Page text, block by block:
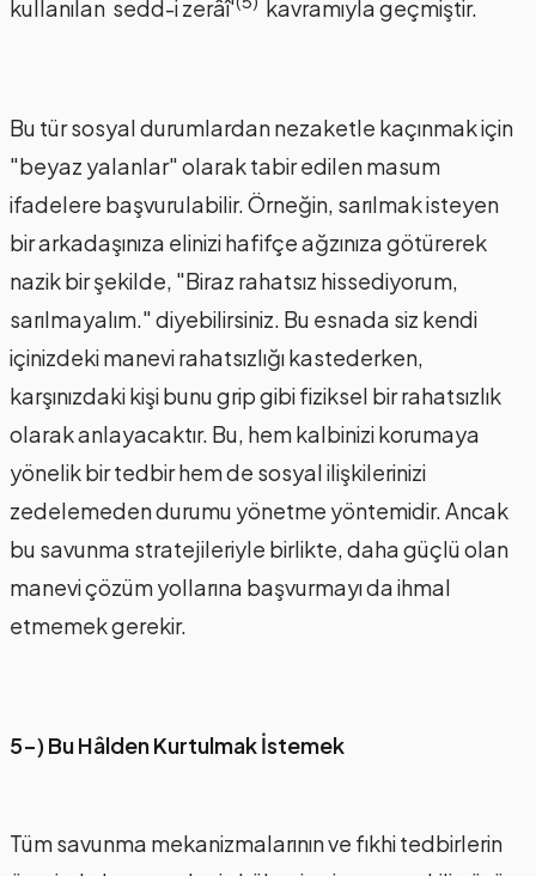
kullanılan sedd-i zerâî'
kavramıyla geçmiştir.
Bu tür sosyal durumlardan nezaketle kaçınmak için
"beyaz yalanlar" olarak tabir edilen masum
ifadelere başvurulabilir. Örneğin, sarılmak isteyen
bir arkadaşınıza elinizi hafifçe ağzınıza götürerek
nazik bir şekilde, "Biraz rahatsız hissediyorum,
sarılmayalım." diyebilirsiniz. Bu esnada siz kendi
içinizdeki manevi rahatsızlığı kastederken,
karşınızdaki kişi bunu grip gibi fiziksel bir rahatsızlık
olarak anlayacaktır. Bu, hem kalbinizi korumaya
yönelik bir tedbir hem de sosyal ilişkilerinizi
zedelemeden durumu yönetme yöntemidir. Ancak
bu savunma stratejileriyle birlikte, daha güçlü olan
manevi çözüm yollarına başvurmayı da ihmal
etmemek gerekir.
5-) Bu Hâlden Kurtulmak İstemek
Tüm savunma mekanizmalarının ve fıkhi tedbirlerin